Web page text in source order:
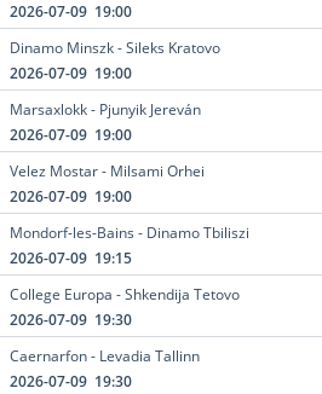
2026-07-09 19:00
Dinamo Minszk - Sileks Kratovo
2026-07-09 19:00
Marsaxlokk - Pjunyik Jereván
2026-07-09 19:00
Velez Mostar - Milsami Orhei
2026-07-09 19:00
Mondorf-les-Bains - Dinamo Tbiliszi
2026-07-09 19:15
College Europa - Shkendija Tetovo
2026-07-09 19:30
Caernarfon - Levadia Tallinn
2026-07-09 19:30